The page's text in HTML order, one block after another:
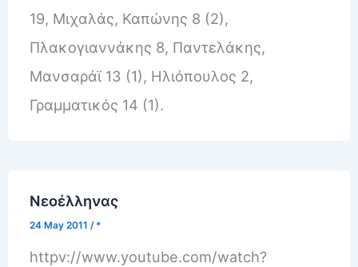
19, Μιχαλάς, Καπώνης 8 (2),
Πλακογιαννάκης 8, Παντελάκης,
Μανσαράϊ 13 (1), Ηλιόπουλος 2,
Γραμματικός 14 (1).
Νεοέλληνας
24 May 2011/ *
httpv://www.youtube.com/watch?